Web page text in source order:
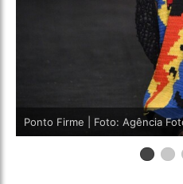
Ponto Firme | Foto: Agência